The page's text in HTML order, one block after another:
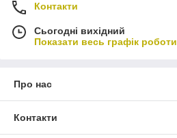
Контакти
Сьогодні вихідний
Показати весь графік роботи
Про нас
Контакти